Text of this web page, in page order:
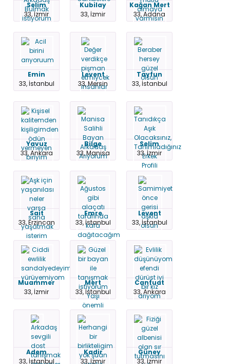
Selim
33, İzmir
Kubilay
33, İzmir
Kağan Mert
33, Adana
Emin
33, İstanbul
Levent
33, Mersin
Tayfun
33, İstanbul
Yavuz
33, Ankara
Bilge
33, Manisa
Selim
33, İzmir
Sait
33, Erzincan
Emre
33, İstanbul
Levent
33, İstanbul
Muammer
33, İzmir
Mert
33, İstanbul
Canfuat
33, Ankara
Adem
33, İstanbul
Kadir
33, İzmir
Güney
33, İzmir